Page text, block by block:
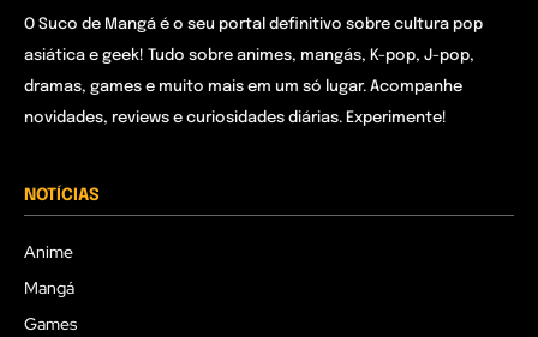
O Suco de Mangá é o seu portal definitivo sobre cultura pop
asiática e geek! Tudo sobre animes, mangás, K-pop, J-pop,
dramas, games e muito mais em um só lugar. Acompanhe
novidades, reviews e curiosidades diárias. Experimente!
NOTÍCIAS
Anime
Mangá
Games